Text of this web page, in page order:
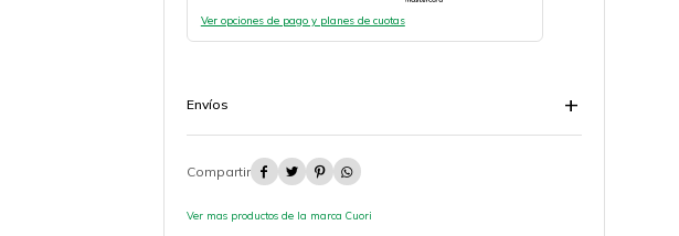
Ver opciones de pago y planes de cuotas
Envíos
   
Ver mas productos de la marca Cuori